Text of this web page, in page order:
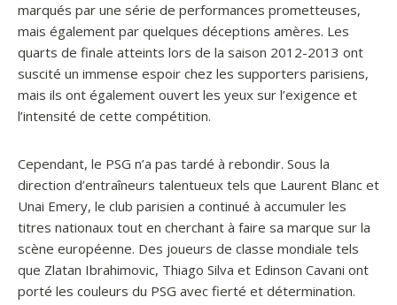
marqués par une série de performances prometteuses,
mais également par quelques déceptions amères. Les
quarts de finale atteints lors de la saison 2012-2013 ont
suscité un immense espoir chez les supporters parisiens,
mais ils ont également ouvert les yeux sur l’exigence et
l’intensité de cette compétition.
Cependant, le PSG n’a pas tardé à rebondir. Sous la
direction d’entraîneurs talentueux tels que Laurent Blanc et
Unai Emery, le club parisien a continué à accumuler les
titres nationaux tout en cherchant à faire sa marque sur la
scène européenne. Des joueurs de classe mondiale tels
que Zlatan Ibrahimovic, Thiago Silva et Edinson Cavani ont
porté les couleurs du PSG avec fierté et détermination.